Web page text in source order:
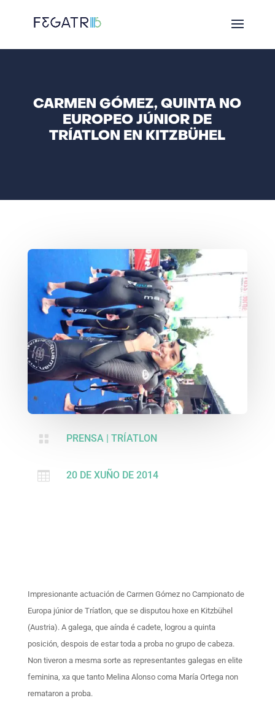
CARMEN GÓMEZ, QUINTA NO
EUROPEO JÚNIOR DE
TRÍATLON EN KITZBÜHEL
 PRENSA | TRÍATLON
 20 DE XUÑO DE 2014
Impresionante actuación de Carmen Gómez no Campionato de
Europa júnior de Tríatlon, que se disputou hoxe en Kitzbühel
(Austria). A galega, que aínda é cadete, logrou a quinta
posición, despois de estar toda a proba no grupo de cabeza.
Non tiveron a mesma sorte as representantes galegas en elite
feminina, xa que tanto Melina Alonso coma María Ortega non
remataron a proba.